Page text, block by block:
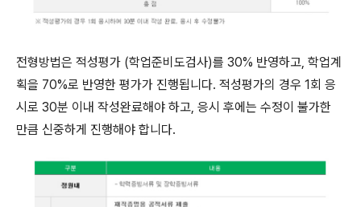
전형방법은 적성평가 (학업준비도검사)를 30% 반영하고, 학업계
획을 70%로 반영한 평가가 진행됩니다. 적성평가의 경우 1회 응
시로 30분 이내 작성완료해야 하고, 응시 후에는 수정이 불가한
만큼 신중하게 진행해야 합니다.